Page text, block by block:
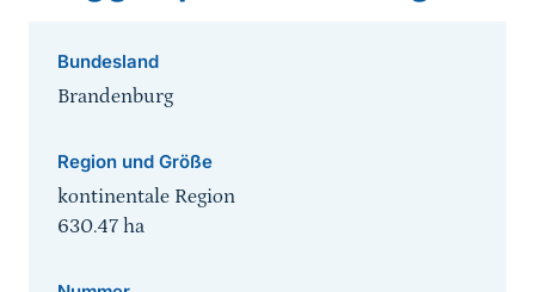
Bundesland
Brandenburg
Region und Größe
kontinentale Region
630.47 ha